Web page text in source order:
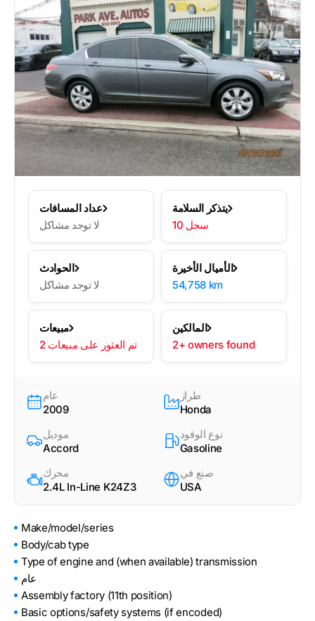
عداد المسافات
لا توجد مشاكل
يتذكر السلامة
10 سجل
الحوادث
لا توجد مشاكل
الأميال الأخيرة
54,758 km
مبيعات
2 تم العثور على مبيعات
المالكين
2+ owners found
عام
2009
طراز
Honda
موديل
Accord
نوع الوقود
Gasoline
محرك
2.4L In-Line K24Z3
صنع في
USA
Make/model/series
Body/cab type
Type of engine and (when available) transmission
عام
Assembly factory (11th position)
Basic options/safety systems (if encoded)